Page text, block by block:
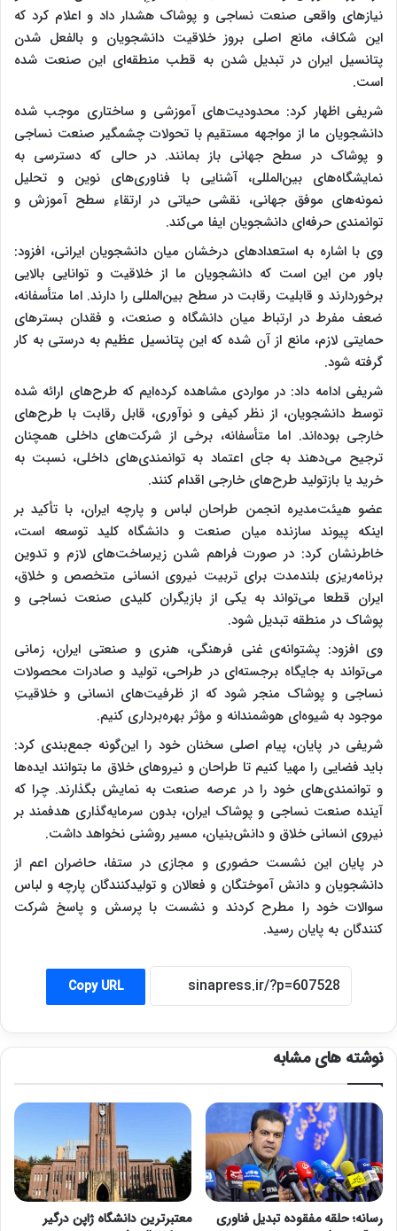
نیازهای واقعی صنعت نساجی و پوشاک هشدار داد و اعلام کرد که
این شکاف، مانع اصلی بروز خلاقیت دانشجویان و بالفعل شدن
پتانسیل ایران در تبدیل شدن به قطب منطقه‌ای این صنعت شده
است.
شریفی اظهار کرد: محدودیت‌های آموزشی و ساختاری موجب شده
دانشجویان ما از مواجهه مستقیم با تحولات چشمگیر صنعت نساجی
و پوشاک در سطح جهانی باز بمانند. در حالی که دسترسی به
نمایشگاه‌های بین‌المللی، آشنایی با فناوری‌های نوین و تحلیل
نمونه‌های موفق جهانی، نقشی حیاتی در ارتقاءِ سطح آموزش و
توانمندی حرفه‌ای دانشجویان ایفا می‌کند.
وی با اشاره به استعدادهای درخشان میان دانشجویان ایرانی، افزود:
باور من این است که دانشجویان ما از خلاقیت و توانایی بالایی
برخوردارند و قابلیت رقابت در سطح بین‌المللی را دارند. اما متأسفانه،
ضعف مفرط در ارتباط میان دانشگاه و صنعت، و فقدان بسترهای
حمایتی لازم، مانع از آن شده که این پتانسیل عظیم به درستی به کار
گرفته شود.
شریفی ادامه داد: در مواردی مشاهده کرده‌ایم که طرح‌های ارائه شده
توسط دانشجویان، از نظر کیفی و نوآوری، قابل رقابت با طرح‌های
خارجی بوده‌اند. اما متأسفانه، برخی از شرکت‌های داخلی همچنان
ترجیح می‌دهند به جای اعتماد به توانمندی‌های داخلی، نسبت به
خرید یا بازتولید طرح‌های خارجی اقدام کنند.
عضو هیئت‌مدیره انجمن طراحان لباس و پارچه ایران، با تأکید بر
اینکه پیوند سازنده میان صنعت و دانشگاه کلید توسعه است،
خاطرنشان کرد: در صورت فراهم شدن زیرساخت‌های لازم و تدوین
برنامه‌ریزی بلندمدت برای تربیت نیروی انسانی متخصص و خلاق،
ایران قطعا می‌تواند به یکی از بازیگران کلیدی صنعت نساجی و
پوشاک در منطقه تبدیل شود.
وی افزود: پشتوانه‌ی غنی فرهنگی، هنری و صنعتی ایران، زمانی
می‌تواند به جایگاه برجسته‌ای در طراحی، تولید و صادرات محصولات
نساجی و پوشاک منجر شود که از ظرفیت‌های انسانی و خلاقیتِ
موجود به شیوه‌ای هوشمندانه و مؤثر بهره‌برداری کنیم.
شریفی در پایان، پیام اصلی سخنان خود را این‌گونه جمع‌بندی کرد:
باید فضایی را مهیا کنیم تا طراحان و نیروهای خلاق ما بتوانند ایده‌ها
و توانمندی‌های خود را در عرصه صنعت به نمایش بگذارند. چرا که
آینده صنعت نساجی و پوشاک ایران، بدون سرمایه‌گذاری هدفمند بر
نیروی انسانی خلاق و دانش‌بنیان، مسیر روشنی نخواهد داشت.
در پایان این نشست حضوری و مجازی در ستفا، حاضران اعم از
دانشجویان و دانش آموختگان و فعالان و تولیدکنندگان پارچه و لباس
سوالات خود را مطرح کردند و نشست با پرسش و پاسخ شرکت
کنندگان به پایان رسید.
Copy URL
نوشته های مشابه
رسانه؛ حلقه مفقوده تبدیل فناوری
معتبرترین دانشگاه ژاپن درگیر